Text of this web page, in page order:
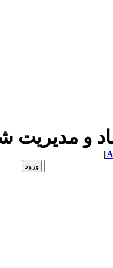
و مدیریت
[